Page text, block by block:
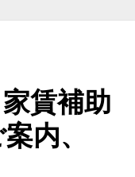
賃補助
内、